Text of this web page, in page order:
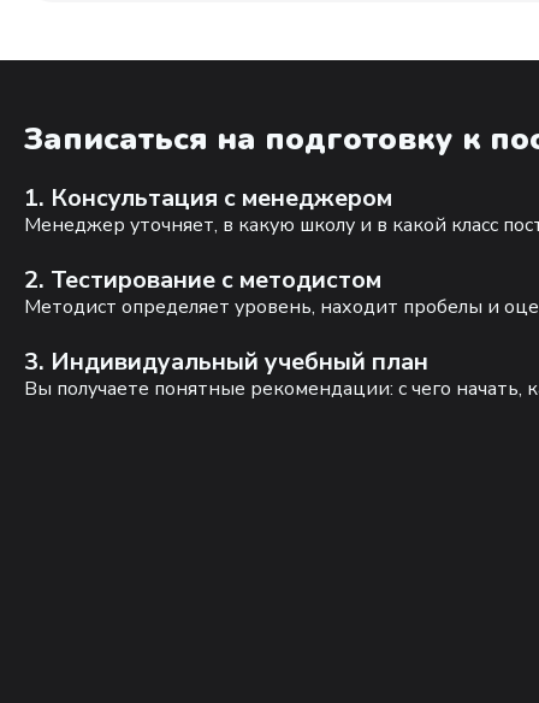
Записаться на подготовку к
1. Консультация с менеджером
Менеджер уточняет, в какую школу и в какой класс
2. Тестирование с методистом
Методист определяет уровень, находит пробелы и
3. Индивидуальный учебный план
Вы получаете понятные рекомендации: с чего начать,